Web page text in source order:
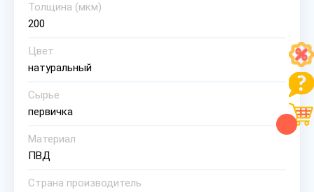
Толщина (мкм)
200
Цвет
натуральный
Сырье
первичка
Материал
ПВД
Страна производитель